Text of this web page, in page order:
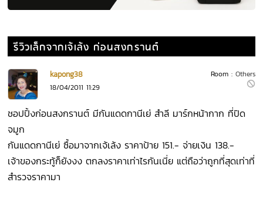
รีวิวเล็กจากเจ้เล้ง ก่อนสงกรานต์
Room : Others
kapong38
18/04/2011 11:29
ชอปปิ้งก่อนสงกรานต์ มีกันแดดกานีเย่ สำลี มาร์กหน้ากาก ที่ปิด
จมูก
กันแดดกานีเย่ ซื้อมาจากเจ้เล้ง ราคาป้าย 151.- จ่ายเงิน 138.-
เจ้าของกระทู้ก็ยังงง ตกลงราคาเท่าไรกันเนี่ย แต่ถือว่าถูกที่สุดเท่าที่
สำรวจราคามา